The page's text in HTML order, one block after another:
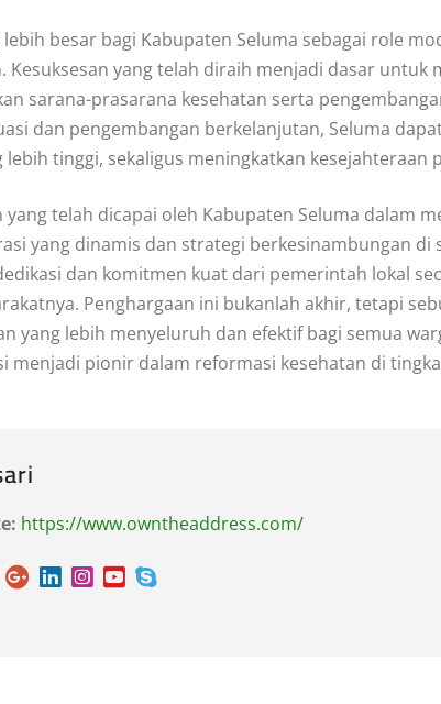
besar bagi Kabupaten Seluma sebagai role
Kesuksesan yang telah diraih menjadi dasar untuk
sarana-prasarana kesehatan serta
dan pengembangan berkelanjutan, Seluma
tinggi, sekaligus meningkatkan kesejahteraan
telah dicapai oleh Kabupaten Seluma dalam
yang dinamis dan strategi berkesinambungan di
dan komitmen kuat dari pemerintah lokal
Penghargaan ini bukanlah akhir, tetapi
yang lebih menyeluruh dan efektif bagi semua
menjadi pionir dalam reformasi kesehatan di
https://www.owntheaddress.com/